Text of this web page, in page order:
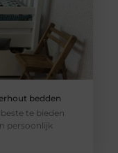
bedden
te bieden
persoonlijk